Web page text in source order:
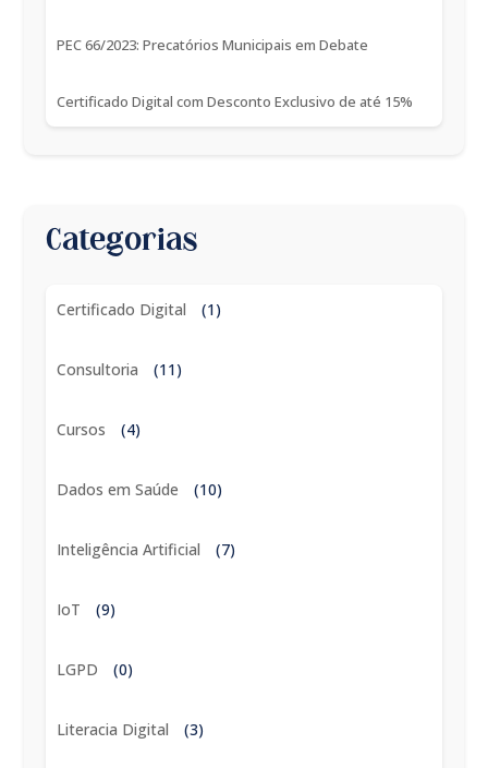
PEC 66/2023: Precatórios Municipais em Debate
Certificado Digital com Desconto Exclusivo de até 15%
Categorias
Certificado Digital (1)
Consultoria (11)
Cursos (4)
Dados em Saúde (10)
Inteligência Artificial (7)
IoT (9)
LGPD (0)
Literacia Digital (3)